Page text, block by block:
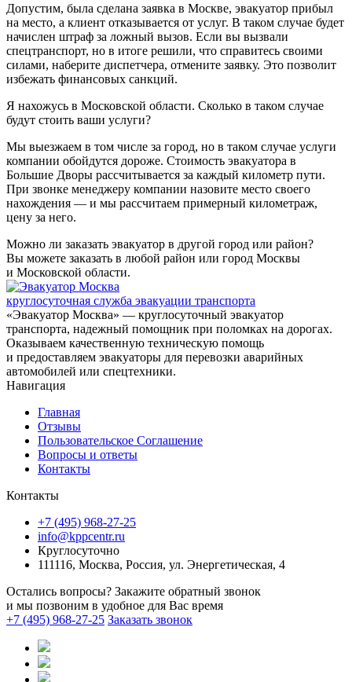
Допустим, была сделана заявка в Москве, эвакуатор прибыл
на место, а клиент отказывается от услуг. В таком случае будет
начислен штраф за ложный вызов. Если вы вызвали
спецтранспорт, но в итоге решили, что справитесь своими
силами, наберите диспетчера, отмените заявку. Это позволит
избежать финансовых санкций.
Я нахожусь в Московской области. Сколько в таком случае
будут стоить ваши услуги?
Мы выезжаем в том числе за город, но в таком случае услуги
компании обойдутся дороже. Стоимость эвакуатора в
Большие Дворы рассчитывается за каждый километр пути.
При звонке менеджеру компании назовите место своего
нахождения — и мы рассчитаем примерный километраж,
цену за него.
Можно ли заказать эвакуатор в другой город или район?
Вы можете заказать в любой район или город Москвы
и Московской области.
круглосуточная служба эвакуации транспорта
«Эвакуатор Москва» — круглосуточный эвакуатор
транспорта, надежный помощник при поломках на дорогах.
Оказываем качественную техническую помощь
и предоставляем эвакуаторы для перевозки аварийных
автомобилей или спецтехники.
Навигация
Главная
Отзывы
Пользовательское Соглашение
Вопросы и ответы
Контакты
Контакты
+7 (495) 968-27-25
info@kppcentr.ru
Круглосуточно
111116, Москва, Россия, ул. Энергетическая, 4
Остались вопросы? Закажите обратный звонок
и мы позвоним в удобное для Вас время
+7 (495) 968-27-25 Заказать звонок